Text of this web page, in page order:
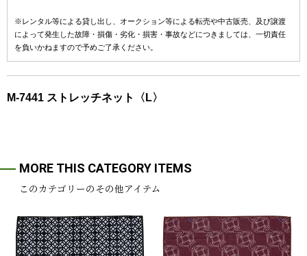
※レンタル等による貸し出し、オークション等による転売や中古販売、及び譲渡
によって発生した故障・損傷・劣化・損害・事故などにつきましては、一切責任
を負いかねますので予めご了承ください。
M-7441 ストレッチネット〈L〉
MORE THIS CATEGORY ITEMS
このカテゴリーのその他アイテム